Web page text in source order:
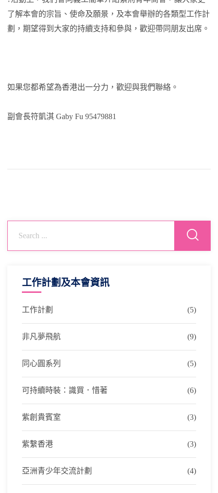
了解本會的宗旨、使命及願景，及本會舉辦的各類型工作計
劃，期望得到大家的持續支持和參與，歡迎帶同朋友出席。
如果您都希望為香港出一分力，歡迎與我們聯絡。
副會長符凱淇 Gaby Fu 95479881
工作計劃及本會資訊
工作計劃 (5)
非凡夢飛航 (9)
同心圓系列 (5)
可持續時裝：識買．惜著 (6)
紫創貴賓室 (3)
紫繫香港 (3)
亞洲青少年交流計劃 (4)